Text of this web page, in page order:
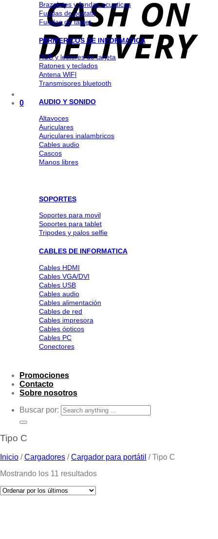
0
Brazaletes y fundas acuaticas
Fundas de portatil
Fundas de tablet
PERIFERICOS DE INFORMATICA
HUB y lectores de tarjeta
Ratones y teclados
Antena WlFl
Transmisores bluetooth
AUDIO Y SONIDO
Altavoces
Auriculares
Auriculares inalambricos
Cables audio
Cascos
Manos libres
SOPORTES
Soportes para movil
Soportes para tablet
Tripodes y palos selfie
CABLES DE INFORMATICA
Cables HDMI
Cables VGA/DVI
Cables USB
Cables audio
Cables alimentación
Cables de red
Cables impresora
Cables ópticos
Cables PC
Conectores
Promociones
Contacto
Sobre nosotros
Buscar por:
Tipo C
Inicio / Cargadores / Cargador para portátil /Tipo C
Mostrando los 11 resultados